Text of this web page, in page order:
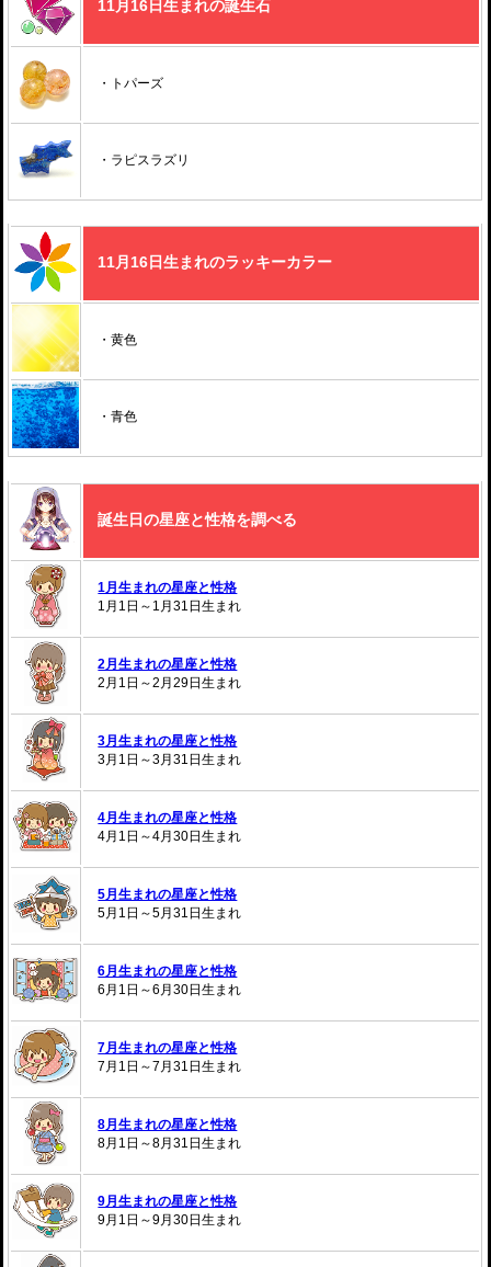
11月16日生まれの誕生石
・トパーズ
・ラピスラズリ
11月16日生まれのラッキーカラー
・黄色
・青色
誕生日の星座と性格を調べる
1月生まれの星座と性格
1月1日～1月31日生まれ
2月生まれの星座と性格
2月1日～2月29日生まれ
3月生まれの星座と性格
3月1日～3月31日生まれ
4月生まれの星座と性格
4月1日～4月30日生まれ
5月生まれの星座と性格
5月1日～5月31日生まれ
6月生まれの星座と性格
6月1日～6月30日生まれ
7月生まれの星座と性格
7月1日～7月31日生まれ
8月生まれの星座と性格
8月1日～8月31日生まれ
9月生まれの星座と性格
9月1日～9月30日生まれ